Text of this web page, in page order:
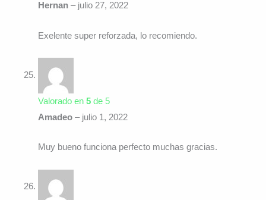
Hernan – julio 27, 2022
Exelente super reforzada, lo recomiendo.
Valorado en 5de 5
Amadeo – julio 1, 2022
Muy bueno funciona perfecto muchas gracias.